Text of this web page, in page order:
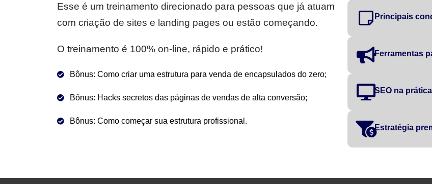
Esse é um treinamento direcionado para pessoas que já atuam
com criação de sites e landing pages ou estão começando.
O treinamento é 100% on-line, rápido e prático!
Bônus: Como criar uma estrutura para venda de encapsulados do zero;
Bônus: Hacks secretos das páginas de vendas de alta conversão;
Bônus: Como começar sua estrutura profissional.
Principais
Ferramentas
SEO na
Estratégia